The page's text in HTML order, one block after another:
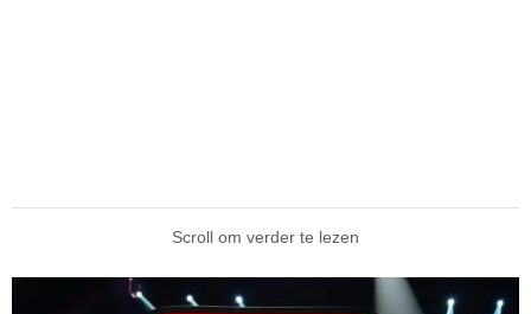
Scroll om verder te lezen